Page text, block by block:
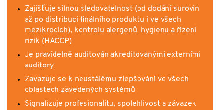
Zajišťuje silnou sledovatelnost (od dodání surovin
až po distribuci finálního produktu i ve všech
mezikrocích), kontrolu alergenů, hygienu a řízení
rizik (HACCP)
Je pravidelně auditován akreditovanými externími
auditory
Zavazuje se k neustálému zlepšování ve všech
oblastech zavedených systémů
Signalizuje profesionalitu, spolehlivost a závazek